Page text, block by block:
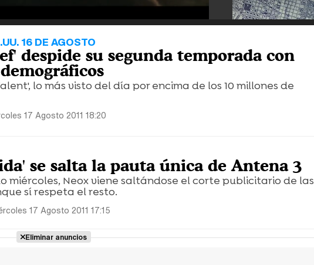
Canción ganadora de Eurovisión 2026: DARA con "Bangaranga" por Bulgaria
16 DE AGOSTO
despide su segunda temporada con
lo más visto del día por encima de los 10 millones de
17 Agosto 2011 18:20
se salta la pauta única de Antena 3
miércoles, Neox viene saltándose el corte publicitario de las
sí respeta el resto.
17 Agosto 2011 17:15
Eliminar anuncios